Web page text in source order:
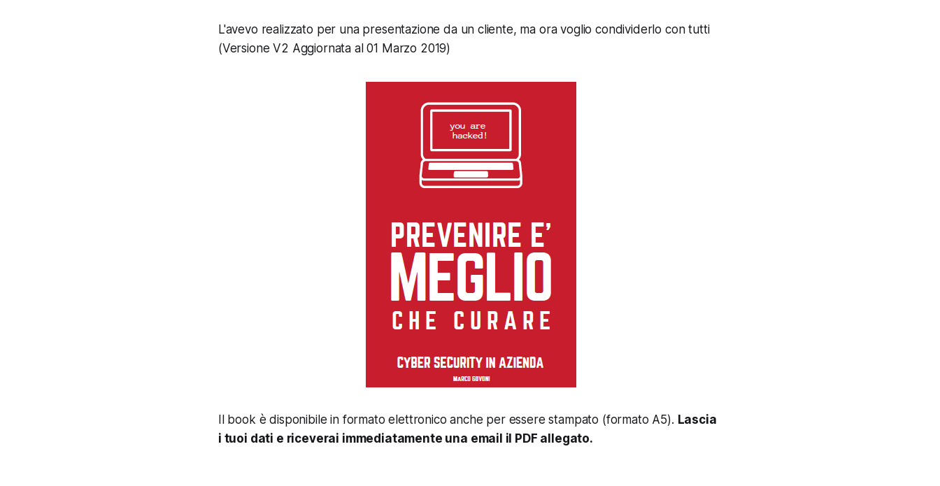
L'avevo realizzato per una presentazione da un cliente, ma ora voglio condividerlo con tutti
(Versione V2 Aggiornata al 01 Marzo 2019)
Il book è disponibile in formato elettronico anche per essere stampato (formato A5). Lascia
i tuoi dati e riceverai immediatamente una email il PDF allegato.